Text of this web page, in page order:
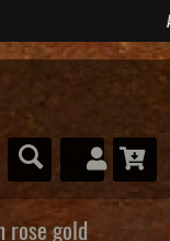
rose gold